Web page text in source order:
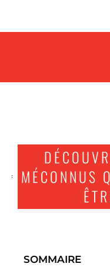
MÉCONNUS
SOMMAIRE